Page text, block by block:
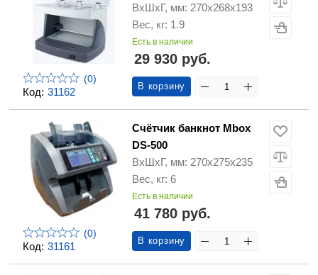
Код: 31162
(0)
ВхШхГ, мм: 270х268х193
Вес, кг: 1.9
Есть в наличии
29 930 руб.
В корзину
Код: 31161
(0)
Счётчик банкнот Mbox
DS-500
ВхШхГ, мм: 270х275х235
Вес, кг: 6
Есть в наличии
41 780 руб.
В корзину